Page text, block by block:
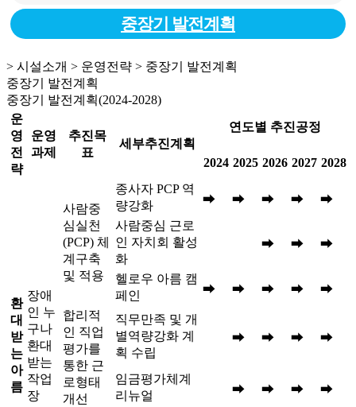
중장기 발전계획
> 시설소개 > 운영전략 > 중장기 발전계획
중장기 발전계획
중장기 발전계획(2024-2028)
운
영
전
략
운영
과제
추진목
표
세부추진계획
연도별 추진공정
2024 2025 2026 2027 2028
환
대
받
는
아
름
장애
인 누
구나
환대
받는
작업
장
사람중
심실천
(PCP) 체
계구축
및 적용
종사자 PCP 역
량강화
➡ ➡ ➡ ➡
➡
사람중심 근로
인 자치회 활성
화
➡ ➡ ➡
헬로우 아름 캠
페인
➡ ➡ ➡ ➡
➡
합리적
인 직업
평가를
통한 근
로형태
개선
직무만족 및 개
별역량강화 계
획 수립
➡ ➡ ➡ ➡
임금평가체계
리뉴얼
➡ ➡ ➡ ➡